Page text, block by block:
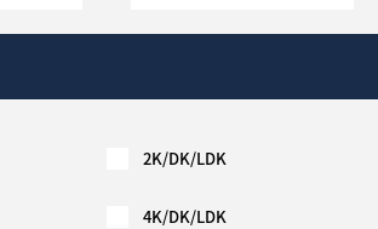
2K/DK/LDK
4K/DK/LDK